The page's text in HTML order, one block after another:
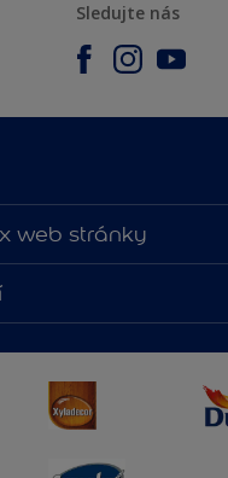
Sledujte nás
web stránky